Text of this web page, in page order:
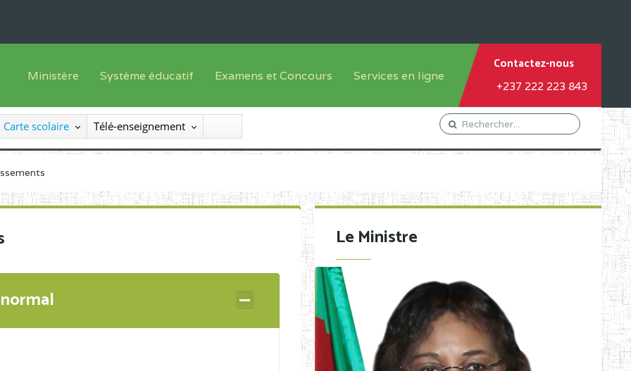
Ministère
Le Ministre
Le SEESEN
Inspection Générale des Enseignements
Organigramme
Système éducatif
Offre de formation
Sous système francophone
Progammes d'études
Examens et Concours
Inscriptions
Liste des candidats
Diplômes disponibles
Services en ligne
Orientation Conseil
Gestion du Personnel
Demande de subvention
Contactez-nous
+237 222 223 843
Carte scolaire Télé-enseignement
Le Ministre